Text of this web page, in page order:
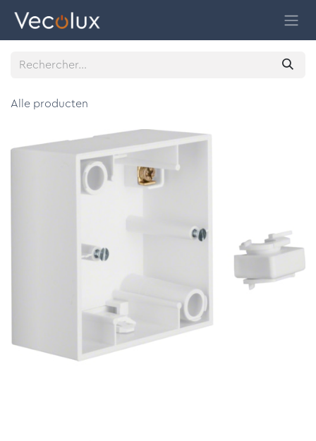
Alle producten